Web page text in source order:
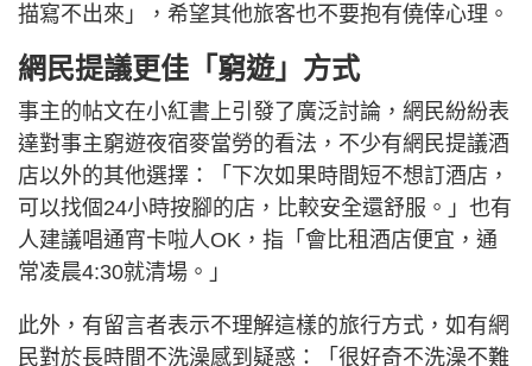
描寫不出來」，希望其他旅客也不要抱有僥倖心理。
網民提議更佳「窮遊」方式
事主的帖文在小紅書上引發了廣泛討論，網民紛紛表
達對事主窮遊夜宿麥當勞的看法，不少有網民提議酒
店以外的其他選擇：「下次如果時間短不想訂酒店，
可以找個24小時按腳的店，比較安全還舒服。」也有
人建議唱通宵卡啦人OK，指「會比租酒店便宜，通
常凌晨4:30就清場。」
此外，有留言者表示不理解這樣的旅行方式，如有網
民對於長時間不洗澡感到疑惑：「很好奇不洗澡不難